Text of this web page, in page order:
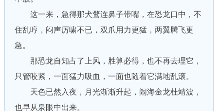
这一来，急得那犬鹜连鼻子带嘴，在恐龙口中，不
住乱哼，闷声厉啸不已，双爪用力更猛，两翼腾飞更
急。
那恐龙自知占了上风，胜算必得，也不再去理它，
只管咬紧，一面猛力吸血，一面也随着它满地乱滚。
天色已然入夜，月光渐渐升起，闹海金龙杜靖波，
也早从泉眼中出来。